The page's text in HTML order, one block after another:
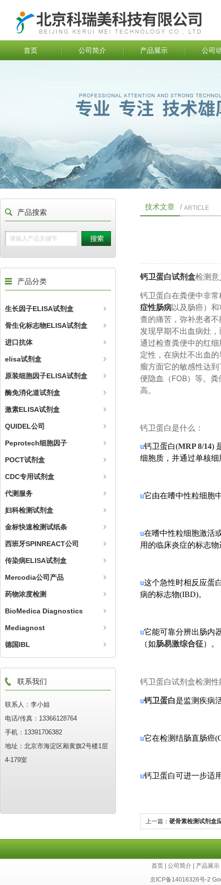
首页 公司简介 产品展示 公司
技术文章 / ARTICLE
钙卫蛋白试剂盒检测意
钙卫蛋白在粪便中非
症性肠病以及肠癌）
查的痛苦，弥补患者
发现早期不出血病灶
通过检查粪便中的红
定性，在病灶不出血
瘤方面它的敏感性达
便隐血（FOB）等。
高。
钙卫蛋白是什么：
u钙卫蛋白(MRP 8/14)
细胞质，并通过单核
u它由在嗜中性粒细胞
u在嗜中性粒细胞激活
用的临床炎症的标志
u这个急性时相反应蛋
病的标志物(IBD)。
u它能可靠分辨出肠内
（如肠易激综合征）。
钙卫蛋白试剂盒检测性
u钙卫蛋白是监测疾病
u它在检测结肠直肠癌
u钙卫蛋白可进一步适
上一篇： 硬骨素检测试剂盒
产品搜索
产品分类
生长因子ELISA试剂盒
骨生化标志物ELISA试剂盒
进口抗体
elisa试剂盒
原装细胞因子ELISA试剂盒
酶免消化道试剂盒
激素ELISA试剂盒
QUIDEL公司
Peprotech细胞因子
POCT试剂盒
CDC专用试剂盒
代测服务
妇科检测试剂盒
金标快速检测试纸条
西班牙SPINREACT公司
传染病ELISA试剂盒
Mercodia公司产品
药物浓度检测
BioMedica Diagnostics
Mediagnost
德国IBL
联系我们
联系人：李小姐
电话/传真：13366128764
手机：13391706382
地址：北京市海淀区厢黄旗2号楼1层
4-179室
首页 公司简介 产品展示
京ICP备14016326号-2